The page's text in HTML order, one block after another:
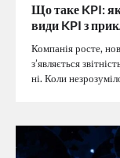
Що таке KPI:
види KPI з
Компанія росте,
з’являється
ні. Коли